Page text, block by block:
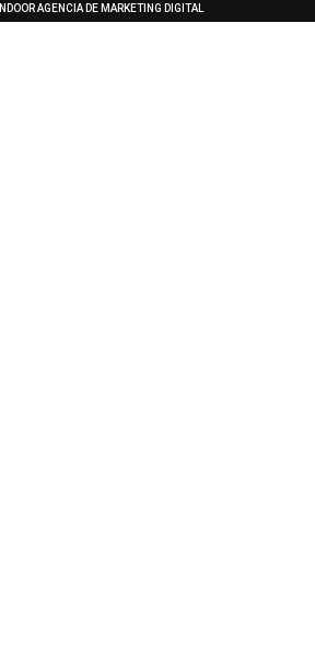
INDOORAGENCIA DE MARKETING DIGITAL